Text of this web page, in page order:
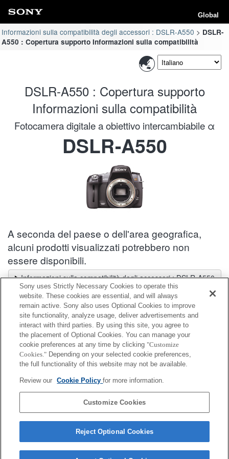
Global
Informazioni sulla compatibilità degli accessori : DSLR-A550
DSLR-
A550 : Copertura supporto Informazioni sulla compatibilità
DSLR-A550 : Copertura supporto
Informazioni sulla compatibilità
Fotocamera digitale a obiettivo intercambiabile α
DSLR-A550
A seconda del paese o dell'area geografica,
alcuni prodotti visualizzati potrebbero non
essere disponibili.
Informazioni sulla compatibilità degli accessori : DSLR-A550
Selettore obiettivi
Seleziona un obiettivo consigliato per le foto che desideri scattare
Copertura supporto
Completamente compatibile
FA-SHC1AM
Sony uses Strictly Necessary Cookies to operate this
website. These cookies are essential, and will always
remain active. Sony also uses Optional Cookies to improve
site functionality, analyze usage, deliver advertisements and
interact with third parties. By using this site, you agree to
the placement of Optional Cookies. You can manage your
cookie preferences at any time by clicking "Customize
Cookies." Depending on your selected cookie preferences,
the full functionality of this website may not be available.
Review our Cookie Policyfor more information.
Customize Cookies
Reject Optional Cookies